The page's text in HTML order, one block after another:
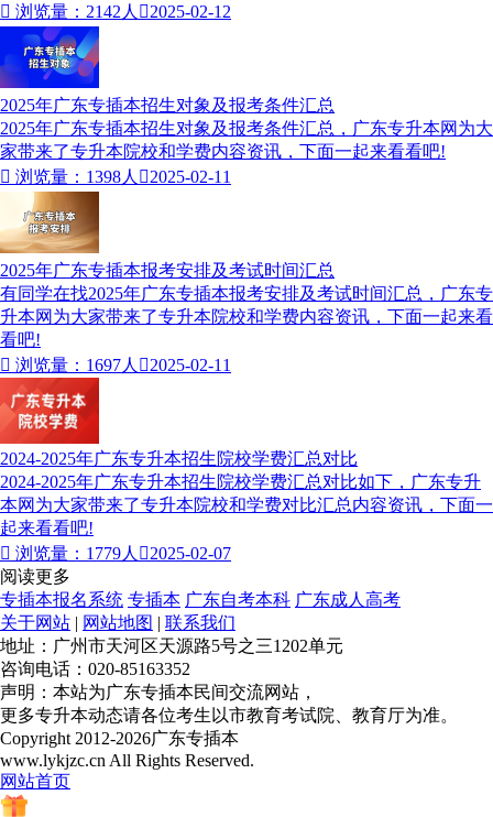
 浏览量：2142人 2025-02-12
2025年广东专插本招生对象及报考条件汇总
2025年广东专插本招生对象及报考条件汇总，广东专升本网为大
家带来了专升本院校和学费内容资讯，下面一起来看看吧!
 浏览量：1398人 2025-02-11
2025年广东专插本报考安排及考试时间汇总
有同学在找2025年广东专插本报考安排及考试时间汇总，广东专
升本​网为大家带来了专升本院校和学费内容资讯，下面一起来看
看吧!
 浏览量：1697人 2025-02-11
2024-2025年广东专升本招生院校学费汇总对比
2024-2025年广东专升本招生院校学费汇总对比如下，广东专升
本网为大家带来了专升本院校和学费对比汇总内容资讯，下面一
起来看看吧!
 浏览量：1779人 2025-02-07
阅读更多
专插本报名系统 专插本 广东自考本科 广东成人高考
关于网站 | 网站地图 | 联系我们
地址：广州市天河区天源路5号之三1202单元
咨询电话：020-85163352
声明：本站为广东专插本民间交流网站，
更多专升本动态请各位考生以市教育考试院、教育厅为准。
Copyright 2012-2026广东专插本
www.lykjzc.cn All Rights Reserved.
网站首页